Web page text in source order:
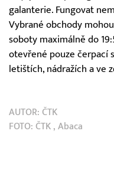
galanterie. Fungovat
Vybrané obchody
soboty maximálně do
otevřené pouze čerpací
letištích, nádražích a ve
AUTOR: ČTK
FOTO: ČTK , Abaca